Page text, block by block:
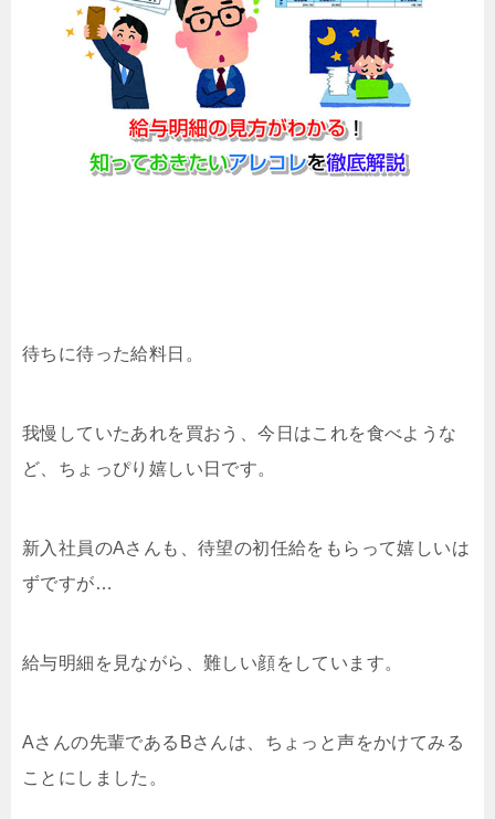
待ちに待った給料日。
我慢していたあれを買おう、今日はこれを食べような
ど、ちょっぴり嬉しい日です。
新入社員のAさんも、待望の初任給をもらって嬉しいは
ずですが…
給与明細を見ながら、難しい顔をしています。
Aさんの先輩であるBさんは、ちょっと声をかけてみる
ことにしました。